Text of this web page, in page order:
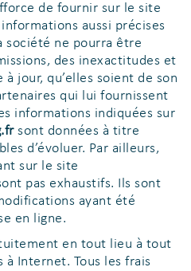
de fournir sur le site
aussi précises
société ne pourra être
des inexactitudes et
à jour, qu’elles soient de son
qui lui fournissent
informations indiquées sur
sont données à titre
d’évoluer. Par ailleurs,
sur le site
pas exhaustifs. Ils sont
ayant été
en ligne.
en tout lieu à tout
Internet. Tous les frais